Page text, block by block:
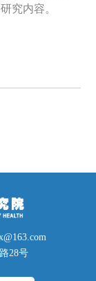
究内容。
28号